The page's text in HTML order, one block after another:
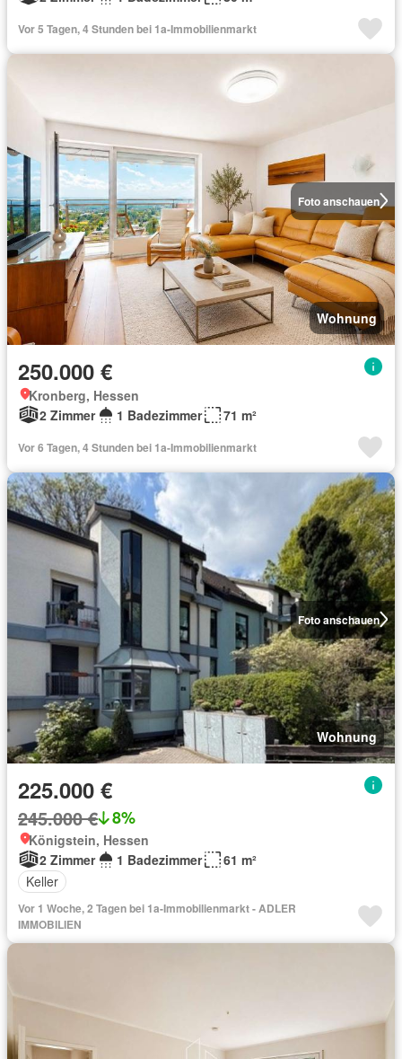
Vor 5 Tagen, 4 Stunden bei 1a-Immobilienmarkt
Foto anschauen
Wohnung
250.000 €
Kronberg, Hessen
2 Zimmer
1 Badezimmer 71 m²
Vor 6 Tagen, 4 Stunden bei 1a-Immobilienmarkt
Foto anschauen
Wohnung
225.000 €
245.000 € 8%
Königstein, Hessen
2 Zimmer
1 Badezimmer
61 m²
Keller
Vor 1 Woche, 2 Tagen bei 1a-Immobilienmarkt - ADLER
IMMOBILIEN